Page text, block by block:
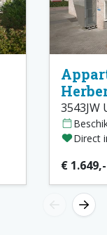
3543JW
Direct
€